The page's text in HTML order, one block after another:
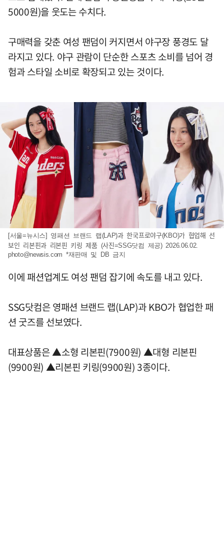
5000원)을 웃도는 수치다.
구매력을 갖춘 여성 팬덤이 커지면서 야구장 풍경도 달
라지고 있다. 야구 관람이 단순한 스포츠 소비를 넘어 경
험과 스타일 소비로 확장되고 있는 것이다.
[서울=뉴시스] 영패션 브랜드 랩(LAP)과 한국프로야구(KBO)가 협업해 선
보인 리본핀과 리본핀 키링 제품 (사진=SSG닷컴 제공) 2026.06.02.
photo@newsis.com *재판매 및 DB 금지
이에 패션업계도 여성 팬덤 잡기에 속도를 내고 있다.
SSG닷컴은 영패션 브랜드 랩(LAP)과 KBO가 협업한 패
션 굿즈를 선보였다.
대표상품은 ▲소형 리본핀(7900원) ▲대형 리본핀
(9900원) ▲리본핀 키링(9900원) 3종이다.